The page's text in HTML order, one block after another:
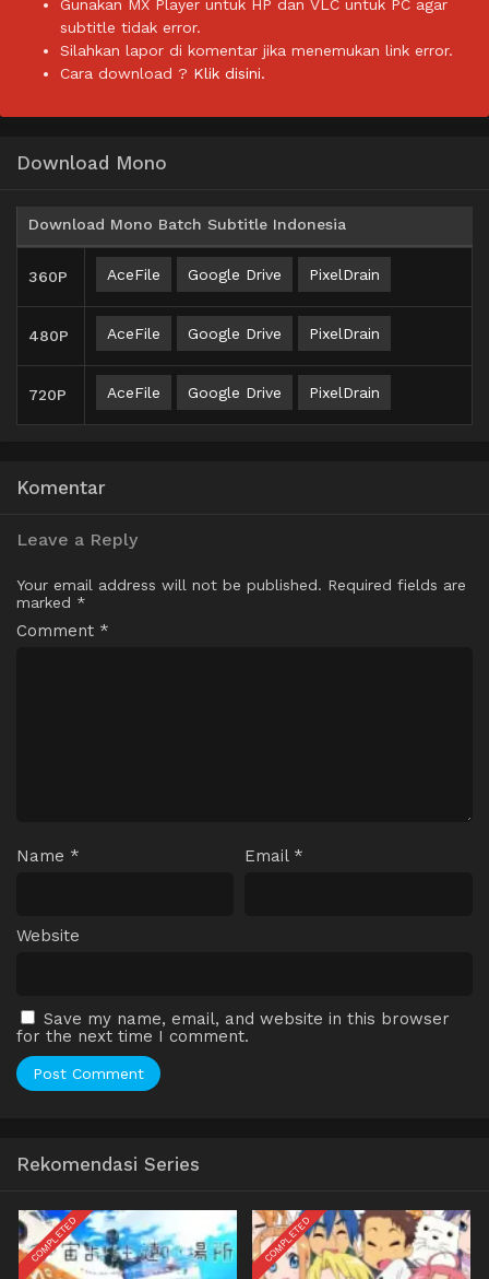
Gunakan MX Player untuk HP dan VLC untuk PC agar
subtitle tidak error.
Silahkan lapor di komentar jika menemukan link error.
Cara download ? Klik disini.
Download Mono
Download Mono Batch Subtitle Indonesia
360P AceFile Google Drive PixelDrain
480P AceFile Google Drive PixelDrain
720P AceFile Google Drive PixelDrain
Komentar
Leave a Reply
Your email address will not be published. Required fields are
marked *
Comment *
Name * Email *
Website
Save my name, email, and website in this browser
for the next time I comment.
Rekomendasi Series
COMPLETED COMPLETED